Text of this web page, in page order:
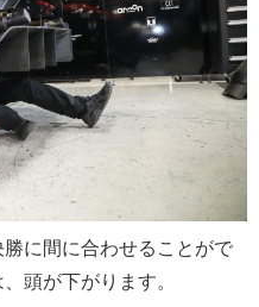
に間に合わせることがで
頭が下がります。